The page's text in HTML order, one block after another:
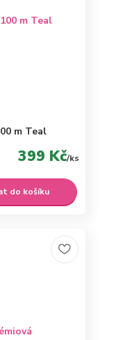
m Teal
399 Kč/ks
do košíku